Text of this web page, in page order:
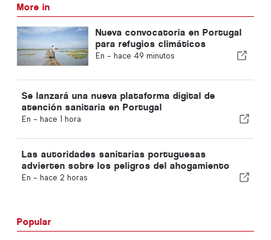
More in
Nueva convocatoria en Portugal
para refugios climáticos
En - hace 49 minutos
Se lanzará una nueva plataforma digital de
atención sanitaria en Portugal
En - hace 1 hora
Las autoridades sanitarias portuguesas
advierten sobre los peligros del ahogamiento
En - hace 2 horas
Popular